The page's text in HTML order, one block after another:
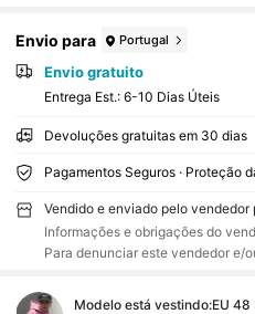
Envio para Portugal
Envio gratuito
Entrega Est.: 6-10 Dias Úteis
Devoluções gratuitas em 30 dias
Pagamentos Seguros · Proteção
Vendido e enviado pelo vendedor
Informações e obrigações do
Para denunciar este vendedor e/
Modelo está vestindo:EU 48